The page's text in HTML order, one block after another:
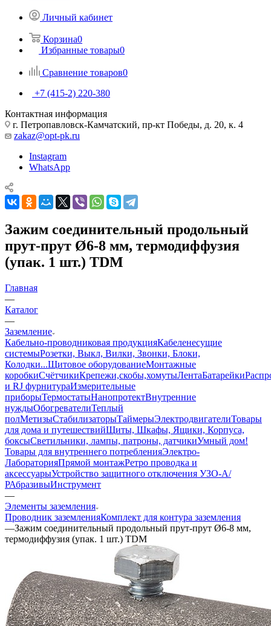
Личный кабинет
Корзина0
Избранные товары0
Сравнение товаров0
+7 (415-2) 220-380
Контактная информация
г. Петропавловск-Камчатский, пр-кт Победы, д. 20, к. 4
zakaz@opt-pk.ru
Instagram
WhatsApp
Зажим соединительный продольный
прут-прут Ø6-8 мм, термодиффузия
(упак. 1 шт.) TDM
Главная
—
Каталог
—
Заземление
Кабельно-проводниковая продукцияКабеленесущие
системыРозетки, Выкл, Вилки, Звонки, Блоки,
Колодки...Щитовое оборудованиеМонтажные
коробкиСчётчикиКрепежи,скобы,хомутыЛентаБатарейки
и RJ фурнитураИзмерительные
приборыТермостатыНанопротектВнутренние
нуждыОбогревателиТеплый
полМетизыСтабилизаторыТаймерыЭлектродвигателиТовары
для дома и путешествийЩиты, Шкафы, Ящики, Корпуса,
боксыСветильники, лампы, патроны, датчикиУмный дом!
Товары для внутреннего потребленияЭлектро-
ЛабораторияПрямой монтажРетро проводка и
аксессуарыУстройство защитного отключения УЗО-А/
РАбразивыИнструмент
—
Элементы заземления
Проводник заземленияКомплект для контура заземления
—Зажим соединительный продольный прут-прут Ø6-8 мм,
термодиффузия (упак. 1 шт.) TDM